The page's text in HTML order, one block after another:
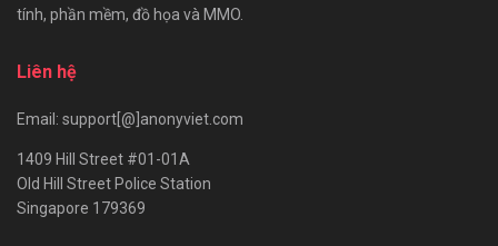
tính, phần mềm, đồ họa và MMO.
Liên hệ
Email: support[@]anonyviet.com
1409 Hill Street #01-01A
Old Hill Street Police Station
Singapore 179369